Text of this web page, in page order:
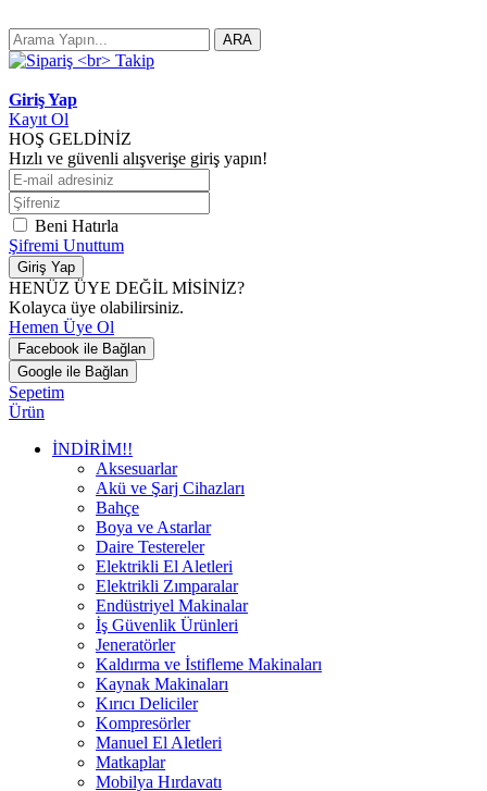
ARA
Giriş Yap
Kayıt Ol
HOŞ GELDİNİZ
Hızlı ve güvenli alışverişe giriş yapın!
Beni Hatırla
Şifremi Unuttum
Giriş Yap
HENÜZ ÜYE DEĞİL MİSİNİZ?
Kolayca üye olabilirsiniz.
Hemen Üye Ol
Facebook ile Bağlan
Google ile Bağlan
Sepetim
Ürün
İNDİRİM!!
Aksesuarlar
Akü ve Şarj Cihazları
Bahçe
Boya ve Astarlar
Daire Testereler
Elektrikli El Aletleri
Elektrikli Zımparalar
Endüstriyel Makinalar
İş Güvenlik Ürünleri
Jeneratörler
Kaldırma ve İstifleme Makinaları
Kaynak Makinaları
Kırıcı Deliciler
Kompresörler
Manuel El Aletleri
Matkaplar
Mobilya Hırdavatı